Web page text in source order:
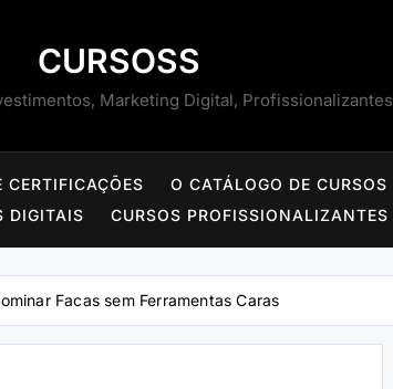
CURSOSS
Marketing Digital, Profissionalizantes
O CATÁLOGO DE CURSOS
DIGITAIS
CURSOS PROFISSIONALIZANTES
Facas sem Ferramentas Caras